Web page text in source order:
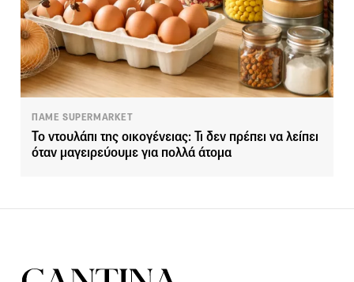
ΠΑΜΕ SUPERMARKET
Το ντουλάπι της οικογένειας: Τι δεν πρέπει να λείπει
όταν μαγειρεύουμε για πολλά άτομα